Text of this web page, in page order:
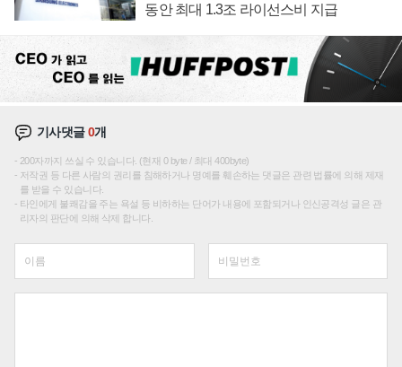
동안 최대 1.3조 라이선스비 지급
기사댓글0개
200자까지 쓰실 수 있습니다. (현재 0 byte / 최대 400byte)
저작권 등 다른 사람의 권리를 침해하거나 명예를 훼손하는 댓글은 관련 법률에 의해 제재
를 받을 수 있습니다.
타인에게 불쾌감을 주는 욕설 등 비하하는 단어가 내용에 포함되거나 인신공격성 글은 관
리자의 판단에 의해 삭제 합니다.